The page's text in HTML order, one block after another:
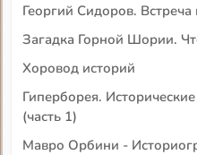
Георгий Сидоров.
Загадка Горной Шории.
Хоровод историй
Гиперборея.
(часть 1)
Мавро Орбини -